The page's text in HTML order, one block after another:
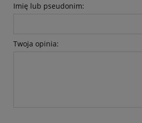
Imię lub pseudonim:
Twoja opinia: